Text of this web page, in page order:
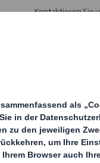
Kontaktieren Sie